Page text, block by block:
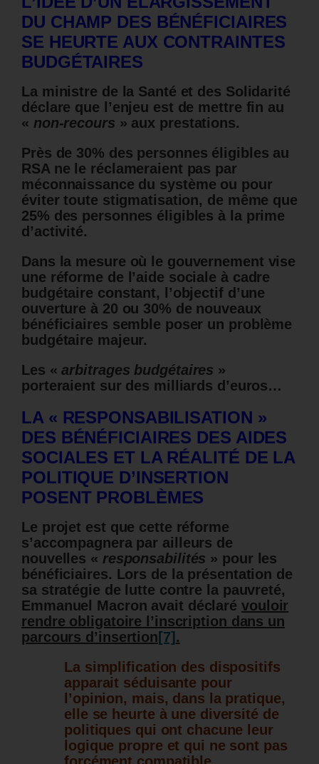
DU CHAMP DES BÉNÉFICIAIRES
SE HEURTE AUX CONTRAINTES
BUDGÉTAIRES
La ministre de la Santé et des Solidarité
déclare que l’enjeu est de mettre fin au
« non-recours » aux prestations.
Près de 30% des personnes éligibles au
RSA ne le réclameraient pas par
méconnaissance du système ou pour
éviter toute stigmatisation, de même que
25% des personnes éligibles à la prime
d’activité.
Dans la mesure où le gouvernement vise
une réforme de l’aide sociale à cadre
budgétaire constant, l’objectif d’une
ouverture à 20 ou 30% de nouveaux
bénéficiaires semble poser un problème
budgétaire majeur.
Les «arbitrages budgétaires »
porteraient sur des milliards d’euros…
LA « RESPONSABILISATION »
DES BÉNÉFICIAIRES DES AIDES
SOCIALES ET LA RÉALITÉ DE LA
POLITIQUE D’INSERTION
POSENT PROBLÈMES
Le projet est que cette réforme
s’accompagnera par ailleurs de
nouvelles « responsabilités » pour les
bénéficiaires. Lors de la présentation de
sa stratégie de lutte contre la pauvreté,
Emmanuel Macron avait déclaré vouloir
rendre obligatoire l’inscription dans un
parcours d’insertion [7] .
La simplification des dispositifs
apparait séduisante pour
l’opinion, mais, dans la pratique,
elle se heurte à une diversité de
politiques qui ont chacune leur
logique propre et qui ne sont pas